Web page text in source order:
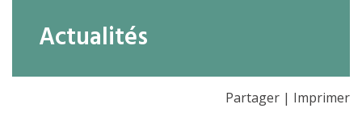
Actualités
Partager | Imprimer